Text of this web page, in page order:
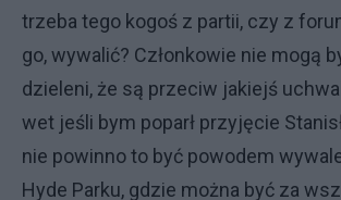
trze­ba te­go ko­goś z par­tii, czy z
go, wy­wa­lić? Człon­ko­wie nie mo­gą
dzie­le­ni, że są prze­ciw ja­kiejś
wet je­śli bym po­parł przy­ję­cie
nie po­win­no to być po­wo­dem
Hy­de Par­ku, gdzie moż­na być za